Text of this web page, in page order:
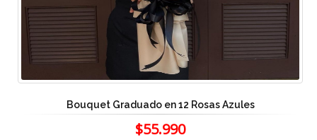
Bouquet Graduado en 12 Rosas Azules
$55.990